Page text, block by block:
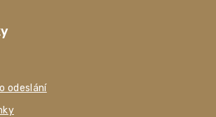
odeslání